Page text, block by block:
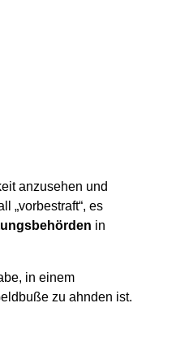
anzusehen und
„vorbestraft“, es
in
in einem
zu ahnden ist.